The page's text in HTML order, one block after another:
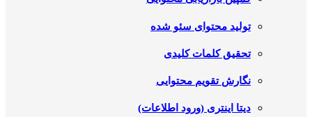
تولید محتوای سئو شده
تحقیق کلمات کلیدی
نگارش تقویم محتوایی
دیتا اینتری (ورود اطلاعات)